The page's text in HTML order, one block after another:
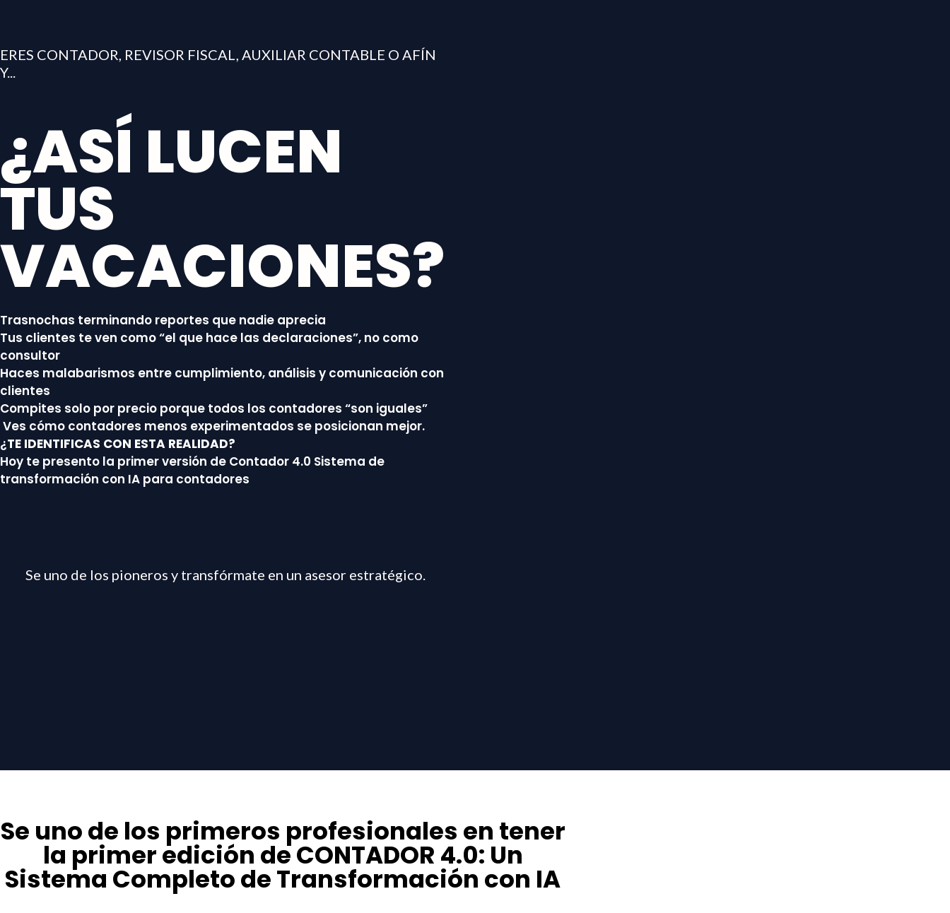
ERES CONTADOR, REVISOR FISCAL, AUXILIAR CONTABLE O AFÍN
Y...
¿ASÍ LUCEN
TUS
VACACIONES?
Trasnochas terminando reportes que nadie aprecia
Tus clientes te ven como “el que hace las declaraciones”, no como
consultor
Haces malabarismos entre cumplimiento, análisis y comunicación con
clientes
Compites solo por precio porque todos los contadores “son iguales”
Ves cómo contadores menos experimentados se posicionan mejor.
¿TE IDENTIFICAS CON ESTA REALIDAD?
Hoy te presento la primer versión de Contador 4.0 Sistema de
transformación con IA para contadores
Se uno de los pioneros y transfórmate en un asesor estratégico.
Se uno de los primeros profesionales en tener
la primer edición de CONTADOR 4.0: Un
Sistema Completo de Transformación con IA